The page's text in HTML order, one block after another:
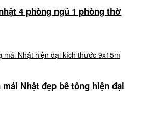
4 phòng ngủ 1 phòng thờ
Nhật đẹp bê tông hiện đại